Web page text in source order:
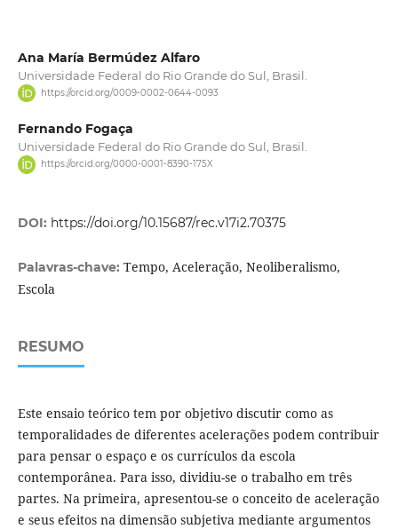
Ana María Bermúdez Alfaro
Universidade Federal do Rio Grande do Sul, Brasil.
https://orcid.org/0009-0002-0644-0093
Fernando Fogaça
Universidade Federal do Rio Grande do Sul, Brasil.
https://orcid.org/0000-0001-8390-175X
DOI: https://doi.org/10.15687/rec.v17i2.70375
Palavras-chave: Tempo, Aceleração, Neoliberalismo,
Escola
RESUMO
Este ensaio teórico tem por objetivo discutir como as
temporalidades de diferentes acelerações podem contribuir
para pensar o espaço e os currículos da escola
contemporânea. Para isso, dividiu-se o trabalho em três
partes. Na primeira, apresentou-se o conceito de aceleração
e seus efeitos na dimensão subjetiva mediante argumentos